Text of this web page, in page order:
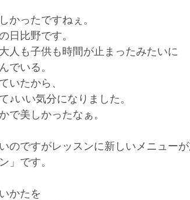
かったですねぇ。
日比野です。
人も子供も時間が止まったみたいに
でいる。
いたから、
♪いい気分になりました。
で美しかったなぁ。
のですがレッスンに新しいメニューが
」です。
かたを